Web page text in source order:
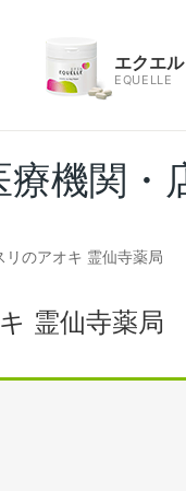
エクエル
EQUELLE
療機関・
リのアオキ 霊仙寺薬局
霊仙寺薬局